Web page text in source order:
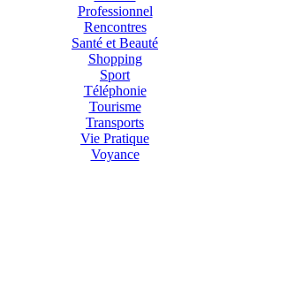
Professionnel
Rencontres
Santé et Beauté
Shopping
Sport
Téléphonie
Tourisme
Transports
Vie Pratique
Voyance